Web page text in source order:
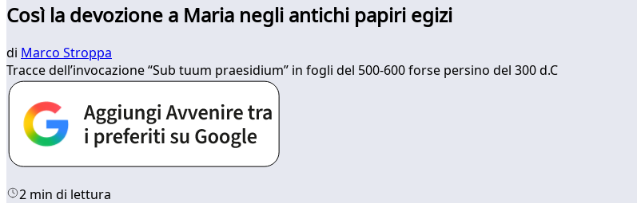
Così la devozione a Maria negli antichi papiri egizi
di Marco Stroppa
Tracce dell’invocazione “Sub tuum praesidium” in fogli del 500-600 forse persino del 300 d.C
2 min di lettura